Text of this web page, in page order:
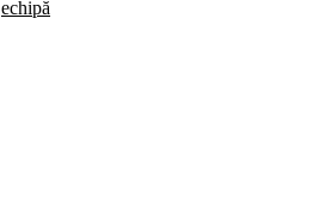
echipă